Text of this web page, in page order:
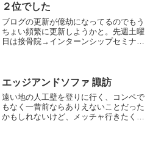
２位でした
ブログの更新が億劫になってるのでもう
ちょい頻繁に更新しようかと。先週土曜
日は接骨院→インターンシップセミナー
すらUさん＆Mさ...
エッジアンドソファ 諏訪
遠い地の人工壁を登りに行く、コンペで
もなく一昔前ならありえないことだった
かもしれないけど、メッチャ行きたくな